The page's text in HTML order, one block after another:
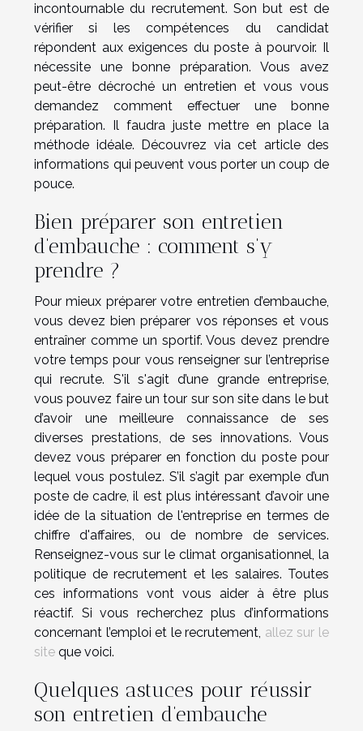
incontournable du recrutement. Son but est de
vérifier si les compétences du candidat
répondent aux exigences du poste à pourvoir. Il
nécessite une bonne préparation. Vous avez
peut-être décroché un entretien et vous vous
demandez comment effectuer une bonne
préparation. Il faudra juste mettre en place la
méthode idéale. Découvrez via cet article des
informations qui peuvent vous porter un coup de
pouce.
Bien préparer son entretien
d’embauche : comment s’y
prendre ?
Pour mieux préparer votre entretien d’embauche,
vous devez bien préparer vos réponses et vous
entraîner comme un sportif. Vous devez prendre
votre temps pour vous renseigner sur l’entreprise
qui recrute. S'il s'agit d’une grande entreprise,
vous pouvez faire un tour sur son site dans le but
d’avoir une meilleure connaissance de ses
diverses prestations, de ses innovations. Vous
devez vous préparer en fonction du poste pour
lequel vous postulez. S’il s’agit par exemple d’un
poste de cadre, il est plus intéressant d’avoir une
idée de la situation de l'entreprise en termes de
chiffre d'affaires, ou de nombre de services.
Renseignez-vous sur le climat organisationnel, la
politique de recrutement et les salaires. Toutes
ces informations vont vous aider à être plus
réactif. Si vous recherchez plus d’informations
concernant l’emploi et le recrutement, allez sur le
site que voici.
Quelques astuces pour réussir
son entretien d’embauche